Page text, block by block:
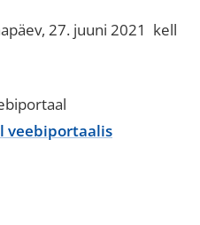
27. juuni 2021 kell
veebiportaalis